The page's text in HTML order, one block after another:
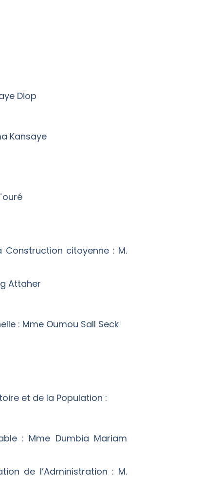
Diop
Kansaye
citoyenne : M.
Attaher
: Mme Oumou Sall Seck
et de la Population :
: Mme Dumbia Mariam
de l’Administration : M.